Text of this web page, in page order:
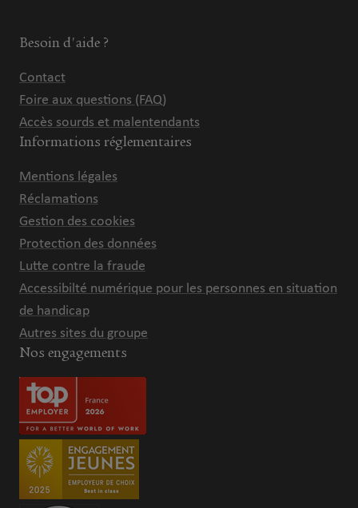
Besoin d'aide ?
Contact
Foire aux questions (FAQ)
Accès sourds et malentendants
Informations réglementaires
Mentions légales
Réclamations
Gestion des cookies
Protection des données
Lutte contre la fraude
Accessibilté numérique pour les personnes en situation
de handicap
Autres sites du groupe
Nos engagements